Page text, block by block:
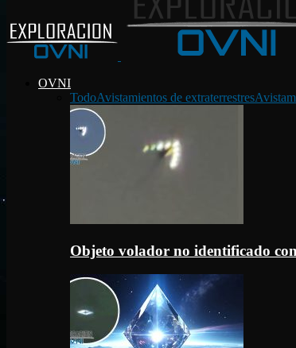
OVNI
TodoAvistamientos de extraterrestres
Objeto volador no identificado